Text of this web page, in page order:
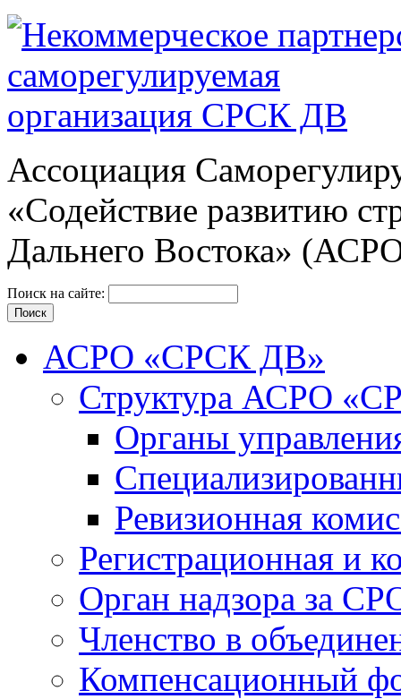
Ассоциация
«Содействие развитию
Дальнего Востока»
Поиск на сайте:
АСРО «СРСК ДВ»
Структура АСРО
Органы
Ревизионная
Регистрационная и
Орган надзора за
Членство в
Компенсационный